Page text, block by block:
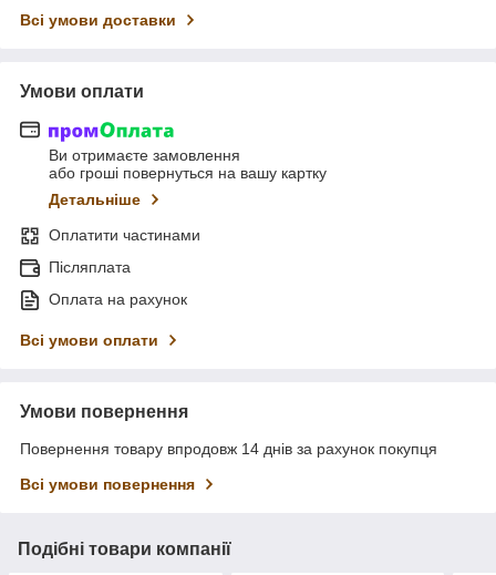
Всі умови доставки
Умови оплати
Ви отримаєте замовлення
або гроші повернуться на вашу картку
Детальніше
Оплатити частинами
Післяплата
Оплата на рахунок
Всі умови оплати
Умови повернення
Повернення товару впродовж 14 днів за рахунок покупця
Всі умови повернення
Подібні товари компанії